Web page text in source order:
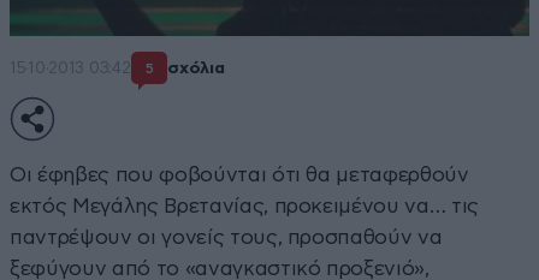
15·10·2013 03:42 5 σχόλια
Οι έφηβες που φοβούνται ότι θα μεταφερθούν
εκτός Μεγάλης Βρετανίας, προκειμένου να… τις
παντρέψουν οι γονείς τους, προσπαθούν να
ξεφύγουν από το «αναγκαστικό προξενιό»,